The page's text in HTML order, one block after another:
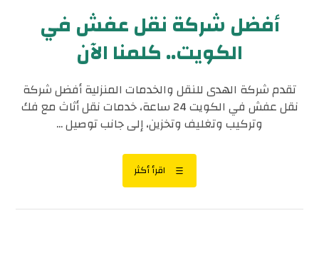
أفضل شركة نقل عفش في
الكويت.. كلمنا الآن
تقدم شركة الهدى للنقل والخدمات المنزلية أفضل شركة
نقل عفش في الكويت 24 ساعة، خدمات نقل أثاث مع فك
وتركيب وتغليف وتخزين، إلى جانب توصيل ...
اقرأ أكثر